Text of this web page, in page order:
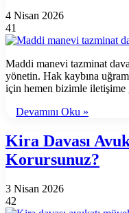
4 Nisan 2026
41
Maddi manevi tazminat
yönetin. Hak kaybına
için hemen bizimle iletişime
Devamını Oku »
Kira Davası
Korursunuz?
3 Nisan 2026
42